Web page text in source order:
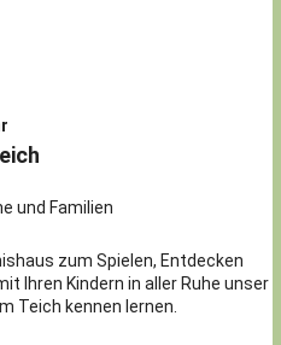
und Familien
zum Spielen, Entdecken
Ihren Kindern in aller Ruhe unser
Teich kennen lernen.